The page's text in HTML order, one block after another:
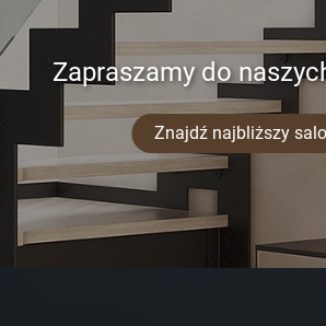
Zapraszamy do
Znajdź najbliższy